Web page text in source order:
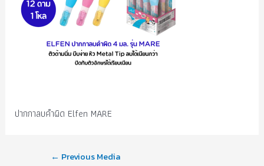
ปากกาลบคำผิด Elfen MARE
← Previous Media